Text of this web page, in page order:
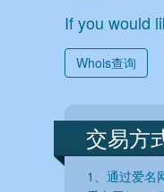
If you would
Whois查询
交易方
1、通过爱名